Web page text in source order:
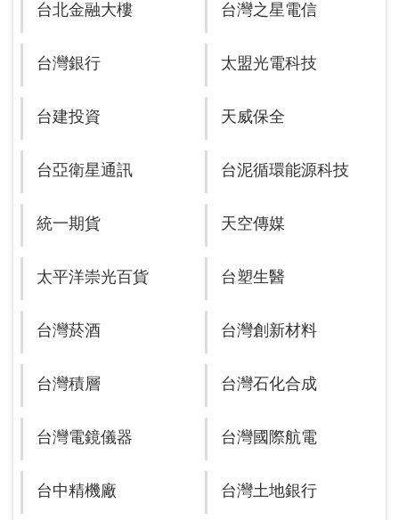
台北金融大樓 台灣之星電信
台灣銀行 太盟光電科技
台建投資 天威保全
台亞衛星通訊 台泥循環能源科技
統一期貨 天空傳媒
太平洋崇光百貨 台塑生醫
台灣菸酒 台灣創新材料
台灣積層 台灣石化合成
台灣電鏡儀器 台灣國際航電
台中精機廠 台灣土地銀行